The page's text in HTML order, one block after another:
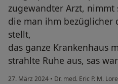
zugewandter Arzt, nimmt
die man ihm bezüglicher
stellt,
das ganze Krankenhaus
strahlte Ruhe aus, sas
27. März 2024 • Dr. med. Eric P. M.